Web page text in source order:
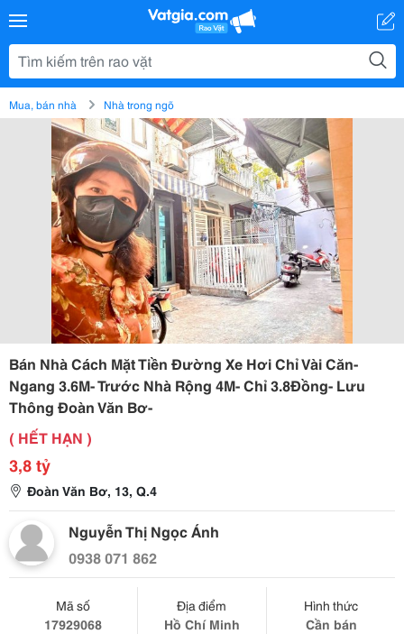
Mua, bán nhà Nhà trong ngõ
Bán Nhà Cách Mặt Tiền Đường Xe Hơi Chỉ Vài Căn-
Ngang 3.6M- Trước Nhà Rộng 4M- Chỉ 3.8Đồng- Lưu
Thông Đoàn Văn Bơ-
( HẾT HẠN )
3,8 tỷ
Đoàn Văn Bơ, 13, Q.4
Nguyễn Thị Ngọc Ánh
0938 071 862
Mã số
17929068
Địa điểm
Hồ Chí Minh
Hình thức
Cần bán